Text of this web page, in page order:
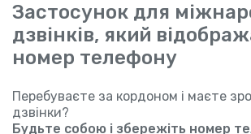
Застосунок для
дзвінків, який
номер телефону
Перебуваєте за кордоном і маєте
дзвінки?
Будьте собою і збережіть номер